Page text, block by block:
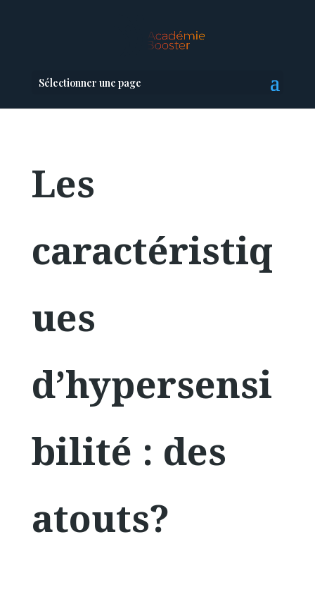
Sélectionner une page
Les
caractéristiq
ues
d’hypersensi
bilité : des
atouts?